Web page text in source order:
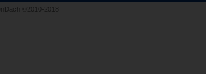
©2010-2018